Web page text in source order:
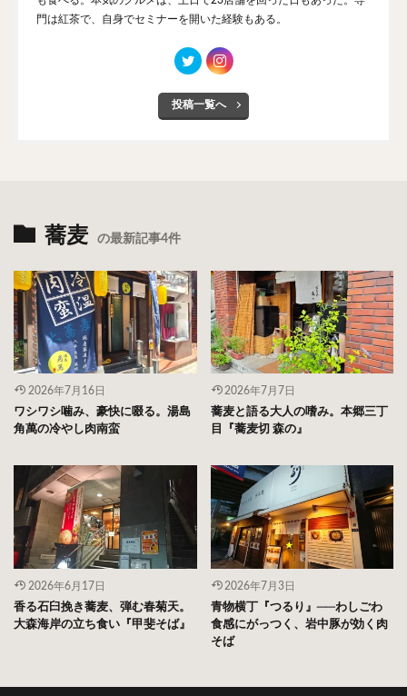
門は紅茶で、自身でセミナーを開いた経験もある。
投稿一覧へ
蕎麦 の最新記事4件
2026年7月16日
ワシワシ噛み、豪快に啜る。湯島
角萬の冷やし肉南蛮
2026年7月7日
蕎麦と語る大人の嗜み。本郷三丁
目『蕎麦切 森の』
2026年6月17日
香る石臼挽き蕎麦、弾む春菊天。
大森海岸の立ち食い『甲斐そば』
2026年7月3日
青物横丁『つるり』──わしごわ
食感にがっつく、岩中豚が効く肉
そば